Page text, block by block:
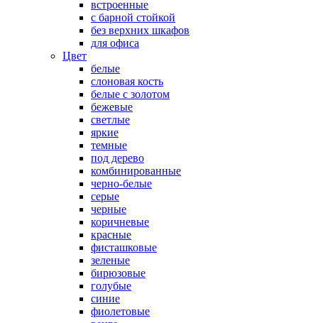
встроенные
с барной стойкой
без верхних шкафов
для офиса
Цвет
белые
слоновая кость
белые с золотом
бежевые
светлые
яркие
темные
под дерево
комбинированные
черно-белые
серые
черные
коричневые
красные
фисташковые
зеленые
бирюзовые
голубые
синие
фиолетовые